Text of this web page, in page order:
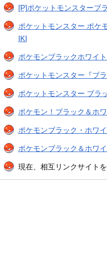
[P]ポケットモンスターブ
ポケットモンスター ポケ
IKI
ポケモンブラックホワイ
ポケットモンスター『ブ
ポケットモンスター ブラ
ポケモン！ブラック＆ホ
ポケモンブラック・ホワ
ポケモンブラック＆ホワ
現在、相互リンクサイトを